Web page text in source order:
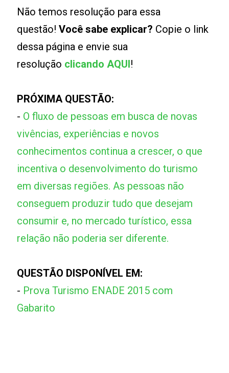
Não temos resolução para essa
questão!Você sabe explicar? Copie o link
dessa página e envie sua
resolução clicando AQUI!
PRÓXIMA QUESTÃO:
- O fluxo de pessoas em busca de novas
vivências, experiências e novos
conhecimentos continua a crescer, o que
incentiva o desenvolvimento do turismo
em diversas regiões. As pessoas não
conseguem produzir tudo que desejam
consumir e, no mercado turístico, essa
relação não poderia ser diferente.
QUESTÃO DISPONÍVEL EM:
- Prova Turismo ENADE 2015 com
Gabarito